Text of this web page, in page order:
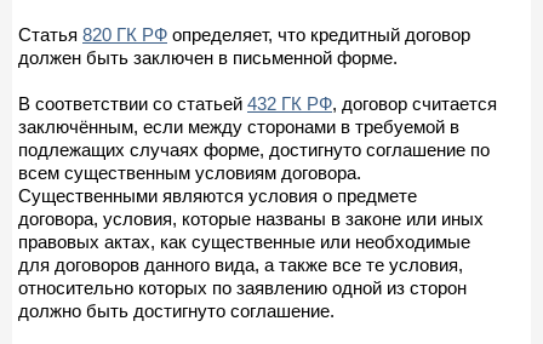
Статья 820 ГК РФ определяет, что кредитный договор
должен быть заключен в письменной форме.
В соответствии со статьей 432 ГК РФ, договор считается
заключённым, если между сторонами в требуемой в
подлежащих случаях форме, достигнуто соглашение по
всем существенным условиям договора.
Существенными являются условия о предмете
договора, условия, которые названы в законе или иных
правовых актах, как существенные или необходимые
для договоров данного вида, а также все те условия,
относительно которых по заявлению одной из сторон
должно быть достигнуто соглашение.